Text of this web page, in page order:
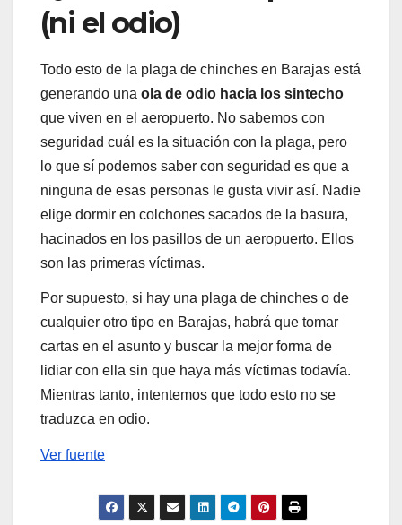
(ni el odio)
Todo esto de la plaga de chinches en Barajas está
generando una ola de odio hacia los sintecho
que viven en el aeropuerto. No sabemos con
seguridad cuál es la situación con la plaga, pero
lo que sí podemos saber con seguridad es que a
ninguna de esas personas le gusta vivir así. Nadie
elige dormir en colchones sacados de la basura,
hacinados en los pasillos de un aeropuerto. Ellos
son las primeras víctimas.
Por supuesto, si hay una plaga de chinches o de
cualquier otro tipo en Barajas, habrá que tomar
cartas en el asunto y buscar la mejor forma de
lidiar con ella sin que haya más víctimas todavía.
Mientras tanto, intentemos que todo esto no se
traduzca en odio.
Ver fuente